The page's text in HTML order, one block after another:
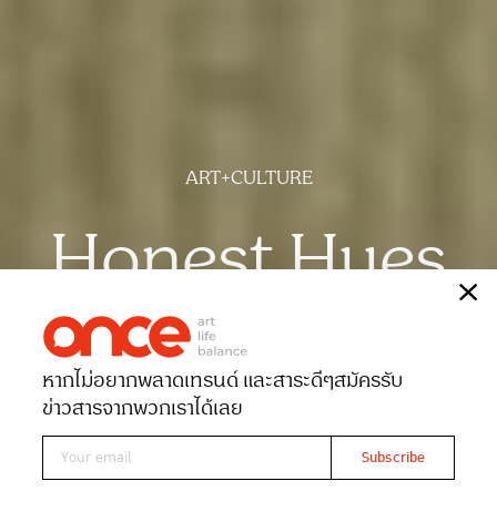
ART+CULTURE
Honest Hues
เรื่องกชกร ด่านกระโทก
ภาพศิริน ม่วงมัน
Date 10-02-2026Views 1504
หากไม่อยากพลาดเทรนด์ และสาระดีๆสมัครรับ
ข่าวสารจากพวกเราได้เลย